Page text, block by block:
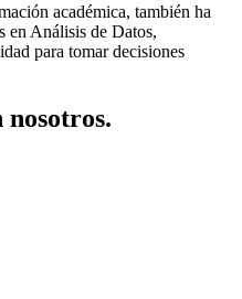
académica, también ha
en Análisis de Datos,
para tomar decisiones
nosotros.